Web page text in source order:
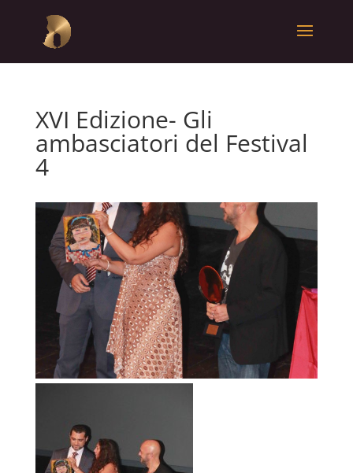
XVI Edizione- Gli
ambasciatori del Festival
4